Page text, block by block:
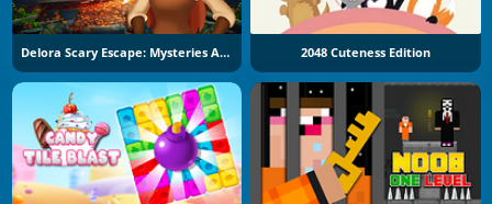
Delora Scary Escape: Mysteries Adventure 2048 Cuteness Edition